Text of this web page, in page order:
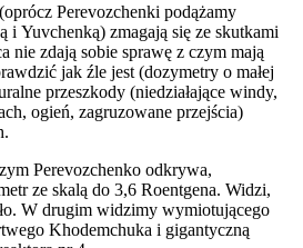
Perevozchenki podążamy
i Yuvchenką) zmagają się ze skutkami
nie zdają sobie sprawę z czym mają
jak źle jest (dozymetry o małej
przeszkody (niedziałające windy,
ogień, zagruzowane przejścia)
Perevozchenko odkrywa,
ze skalą do 3,6 Roentgena. Widzi,
W drugim widzimy wymiotującego
Khodemchuka i gigantyczną